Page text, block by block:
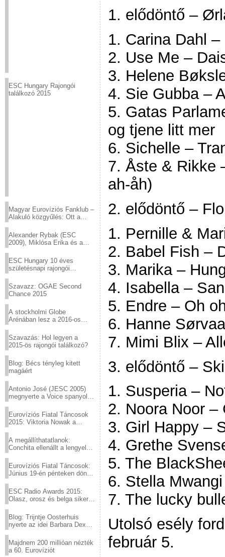
ESC Hungary Rajongói
találkozó 2015
Magyar Eurovíziós Fanklub –
Alakuló közgyűlés: Ott a
Alexander Rybak (ESC
2009), Miklósa Erika és a
sztárjai a Margitszigeten
ESC Hungary 10 éves
születésnapi rajongói
Szavazz: OGAE Second
Chance 2015
A stockholmi Globe
Arénában lesz a 2016-os
Szavazás: Hol legyen a
2015-ös rajongói találkozó?
Blog: Bécs tényleg kitett
magáért
Antonio José (JESC 2005)
megnyerte a Voice spanyol
Eurovíziós Fiatal Táncosok
2015: Viktoria Nowak a
A megállíthatatlanok:
Conchita ellenállt a lengyel
Eurovíziós Fiatal Táncosok:
Június 19-én pénteken döntő
ESC Radio Awards 2015:
Olasz, orosz és belga siker,
Blog: Trijntje Oosterhuis
nyerte az idei Barbara Dex
Majdnem 200 millióan nézték
a 60. Eurovíziót
1. elődöntő –
1. Carina Dahl
2. Use Me –
3. Helene
4. Sie Gubba –
5. Gatas
og tjene litt mer
6. Sichelle –
7. Åste & Rikke
ah-åh)
2. elődöntő –
1. Pernille &
2. Babel Fish –
3. Marika –
4. Isabella –
5. Endre – Oh
6. Hanne
7. Mimi Blix –
3. elődöntő –
1. Susperia –
2. Noora Noor –
3. Girl Happy –
4. Grethe
5. The
6. Stella
7. The lucky
Utolsó esély
február 5.